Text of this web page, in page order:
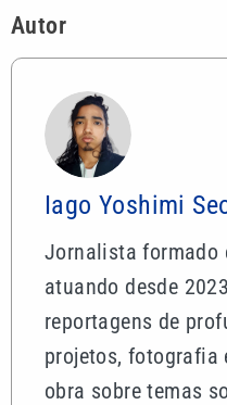
Autor
Iago Yoshimi
Jornalista formado
atuando desde
reportagens de
projetos, fotografia
obra sobre temas